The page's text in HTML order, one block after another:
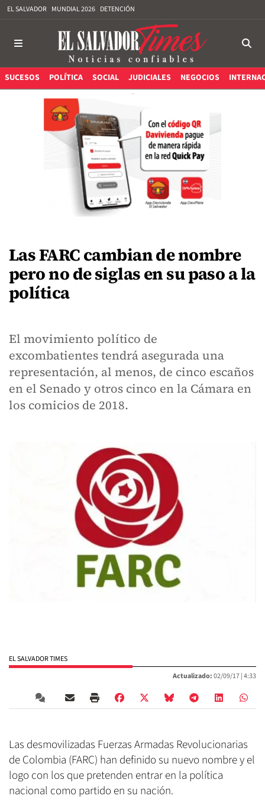
EL SALVADOR MUNDIAL 2026 DETENCIÓN
SUCESOS POLÍTICA SOCIAL JUDICIALES NEGOCIOS
Las FARC cambian de nombre
pero no de siglas en su paso a la
política
El movimiento político de
excombatientes tendrá asegurada una
representación, al menos, de cinco escaños
en el Senado y otros cinco en la Cámara en
los comicios de 2018.
EL SALVADOR TIMES
Actualizado:02/09/17 |4:33
Las desmovilizadas Fuerzas Armadas Revolucionarias
de Colombia (FARC) han definido su nuevo nombre y el
logo con los que pretenden entrar en la política
nacional como partido en su nación.